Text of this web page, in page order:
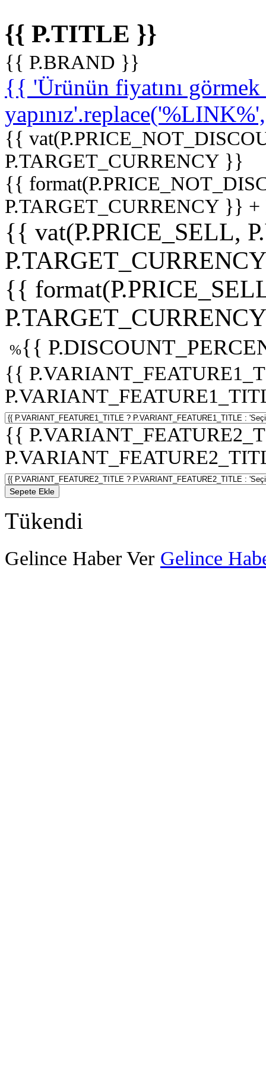
{{ P.TITLE }}
{{ P.BRAND }}
{{ 'Ürünün fiyatını
{{
P.TARGET_CURRENCY }}
{{
P.TARGET_CURRENCY }}
{{ vat(P.PRICE_SELL,
{{
%{{
{{
{{
Sepete Ekle
Tükendi
Gelince Haber Ver Gelince